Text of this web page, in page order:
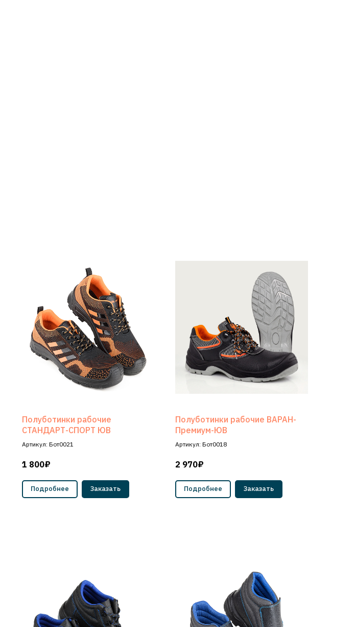
Полуботинки рабочие
СТАНДАРТ-СПОРТ ЮВ
Артикул: Бот0021
1 800₽
Подробнее Заказать
Полуботинки рабочие ВАРАН-
Премиум-ЮВ
Артикул: Бот0018
2 970₽
Подробнее Заказать